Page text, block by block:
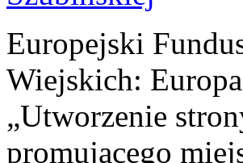
Europejski
Wiejskich:
„Utworzenie
promującego